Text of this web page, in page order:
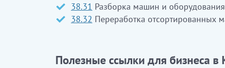
38.31 Разборка машин и
38.32 Переработка отсортированных
Полезные ссылки для бизнеса в